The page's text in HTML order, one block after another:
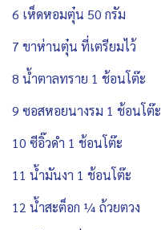
6 เห็ดหอมตุ๋น 50 กรัม
7 ขาห่านตุ๋น ที่เตรียมไว้
8 น้ำตาลทราย 1 ช้อนโต๊ะ
9 ซอสหอยนางรม 1 ช้อนโต๊ะ
10 ซีอิ๊วดำ 1 ช้อนโต๊ะ
11 น้ำมันงา 1 ช้อนโต๊ะ
12 น้ำสะต็อก ¼ ถ้วยตวง